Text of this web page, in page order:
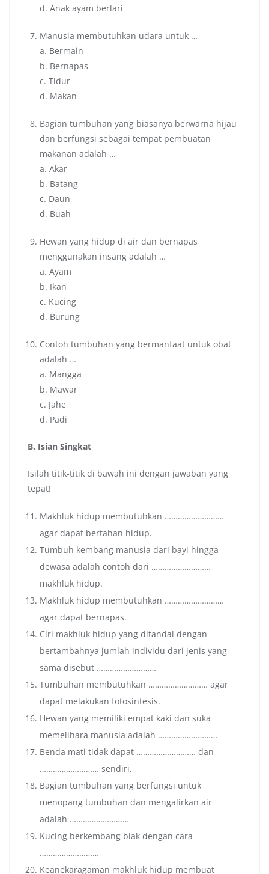
d. Anak ayam berlari
Manusia membutuhkan udara untuk …
a. Bermain
b. Bernapas
c. Tidur
d. Makan
Bagian tumbuhan yang biasanya berwarna hijau
dan berfungsi sebagai tempat pembuatan
makanan adalah …
a. Akar
b. Batang
c. Daun
d. Buah
Hewan yang hidup di air dan bernapas
menggunakan insang adalah …
a. Ayam
b. Ikan
c. Kucing
d. Burung
Contoh tumbuhan yang bermanfaat untuk obat
adalah …
a. Mangga
b. Mawar
c. Jahe
d. Padi
B. Isian Singkat
Isilah titik-titik di bawah ini dengan jawaban yang
tepat!
Makhluk hidup membutuhkan ………………………
agar dapat bertahan hidup.
Tumbuh kembang manusia dari bayi hingga
dewasa adalah contoh dari ………………………
makhluk hidup.
Makhluk hidup membutuhkan ………………………
agar dapat bernapas.
Ciri makhluk hidup yang ditandai dengan
bertambahnya jumlah individu dari jenis yang
sama disebut ………………………
Tumbuhan membutuhkan ……………………… agar
dapat melakukan fotosintesis.
Hewan yang memiliki empat kaki dan suka
memelihara manusia adalah ………………………
Benda mati tidak dapat ……………………… dan
……………………… sendiri.
Bagian tumbuhan yang berfungsi untuk
menopang tumbuhan dan mengalirkan air
adalah ………………………
Kucing berkembang biak dengan cara
………………………
Keanekaragaman makhluk hidup membuat